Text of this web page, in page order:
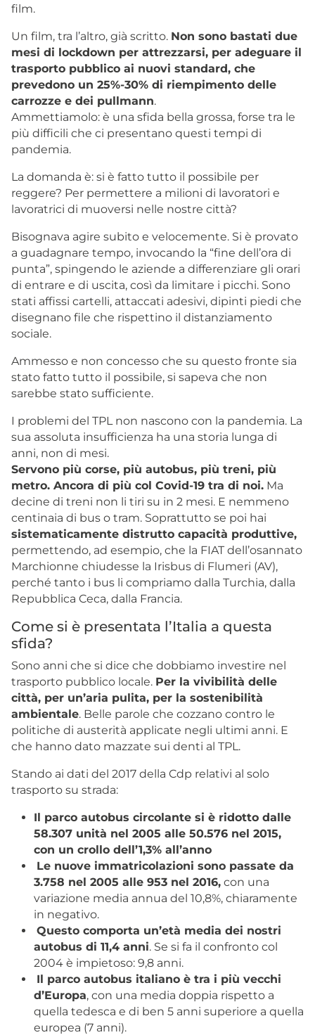
film.
Un film, tra l’altro, già scritto. Non sono bastati due
mesi di lockdown per attrezzarsi, per adeguare il
trasporto pubblico ai nuovi standard, che
prevedono un 25%-30% di riempimento delle
carrozze e dei pullmann.
Ammettiamolo: è una sfida bella grossa, forse tra le
più difficili che ci presentano questi tempi di
pandemia.
La domanda è: si è fatto tutto il possibile per
reggere? Per permettere a milioni di lavoratori e
lavoratrici di muoversi nelle nostre città?
Bisognava agire subito e velocemente. Si è provato
a guadagnare tempo, invocando la “fine dell’ora di
punta”, spingendo le aziende a differenziare gli orari
di entrare e di uscita, così da limitare i picchi. Sono
stati affissi cartelli, attaccati adesivi, dipinti piedi che
disegnano file che rispettino il distanziamento
sociale.
Ammesso e non concesso che su questo fronte sia
stato fatto tutto il possibile, si sapeva che non
sarebbe stato sufficiente.
I problemi del TPL non nascono con la pandemia. La
sua assoluta insufficienza ha una storia lunga di
anni, non di mesi.
Servono più corse, più autobus, più treni, più
metro. Ancora di più col Covid-19 tra di noi. Ma
decine di treni non li tiri su in 2 mesi. E nemmeno
centinaia di bus o tram. Soprattutto se poi hai
sistematicamente distrutto capacità produttive,
permettendo, ad esempio, che la FIAT dell’osannato
Marchionne chiudesse la Irisbus di Flumeri (AV),
perché tanto i bus li compriamo dalla Turchia, dalla
Repubblica Ceca, dalla Francia.
Come si è presentata l’Italia a questa
sfida?
Sono anni che si dice che dobbiamo investire nel
trasporto pubblico locale. Per la vivibilità delle
città, per un’aria pulita, per la sostenibilità
ambientale. Belle parole che cozzano contro le
politiche di austerità applicate negli ultimi anni. E
che hanno dato mazzate sui denti al TPL.
Stando ai dati del 2017 della Cdp relativi al solo
trasporto su strada:
Il parco autobus circolante si è ridotto dalle
58.307 unità nel 2005 alle 50.576 nel 2015,
con un crollo dell’1,3% all’anno
Le nuove immatricolazioni sono passate da
3.758 nel 2005 alle 953 nel 2016, con una
variazione media annua del 10,8%, chiaramente
in negativo.
Questo comporta un’età media dei nostri
autobus di 11,4 anni. Se si fa il confronto col
2004 è impietoso: 9,8 anni.
Il parco autobus italiano è tra i più vecchi
d’Europa, con una media doppia rispetto a
quella tedesca e di ben 5 anni superiore a quella
europea (7 anni).